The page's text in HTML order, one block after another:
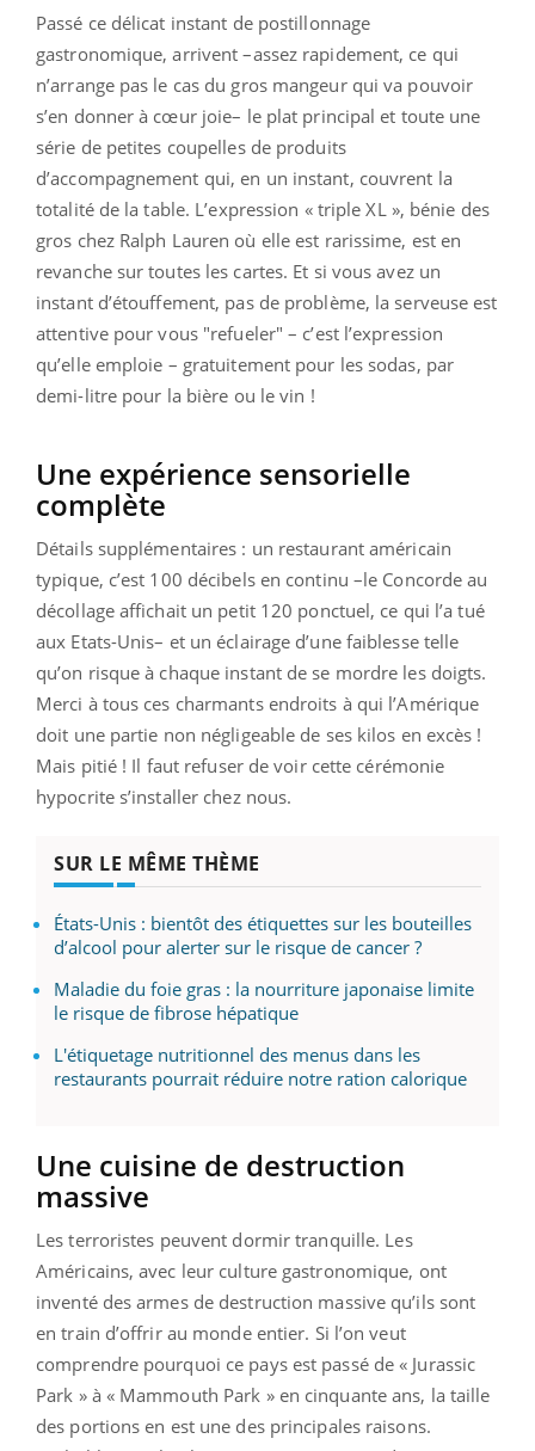
Passé ce délicat instant de postillonnage
gastronomique, arrivent –assez rapidement, ce qui
n’arrange pas le cas du gros mangeur qui va pouvoir
s’en donner à cœur joie– le plat principal et toute une
série de petites coupelles de produits
d’accompagnement qui, en un instant, couvrent la
totalité de la table. L’expression « triple XL », bénie des
gros chez Ralph Lauren où elle est rarissime, est en
revanche sur toutes les cartes. Et si vous avez un
instant d’étouffement, pas de problème, la serveuse est
attentive pour vous "refueler" – c’est l’expression
qu’elle emploie – gratuitement pour les sodas, par
demi-litre pour la bière ou le vin !
Une expérience sensorielle
complète
Détails supplémentaires : un restaurant américain
typique, c’est 100 décibels en continu –le Concorde au
décollage affichait un petit 120 ponctuel, ce qui l’a tué
aux Etats-Unis– et un éclairage d’une faiblesse telle
qu’on risque à chaque instant de se mordre les doigts.
Merci à tous ces charmants endroits à qui l’Amérique
doit une partie non négligeable de ses kilos en excès !
Mais pitié ! Il faut refuser de voir cette cérémonie
hypocrite s’installer chez nous.
SUR LE MÊME THÈME
États-Unis : bientôt des étiquettes sur les bouteilles
d’alcool pour alerter sur le risque de cancer ?
Maladie du foie gras : la nourriture japonaise limite
le risque de fibrose hépatique
L'étiquetage nutritionnel des menus dans les
restaurants pourrait réduire notre ration calorique
Une cuisine de destruction
massive
Les terroristes peuvent dormir tranquille. Les
Américains, avec leur culture gastronomique, ont
inventé des armes de destruction massive qu’ils sont
en train d’offrir au monde entier. Si l’on veut
comprendre pourquoi ce pays est passé de « Jurassic
Park » à « Mammouth Park » en cinquante ans, la taille
des portions en est une des principales raisons.